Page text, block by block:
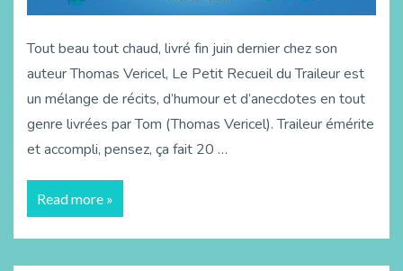
Tout beau tout chaud, livré fin juin dernier chez son
auteur Thomas Vericel, Le Petit Recueil du Traileur est
un mélange de récits, d’humour et d’anecdotes en tout
genre livrées par Tom (Thomas Vericel). Traileur émérite
et accompli, pensez, ça fait 20 …
Read more »